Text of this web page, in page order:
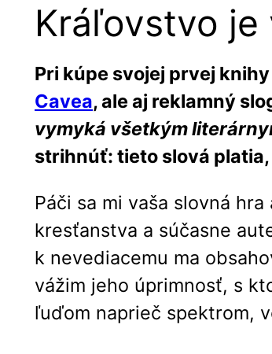
Kráľovstvo
Pri kúpe svojej prvej
Cavea, ale aj reklamný
vymyká všetkým
strihnúť: tieto slová
Páči sa mi vaša slovná
kresťanstva a súčasne
k nevediacemu ma
vážim jeho úprimnosť, s
ľuďom naprieč spektrom,